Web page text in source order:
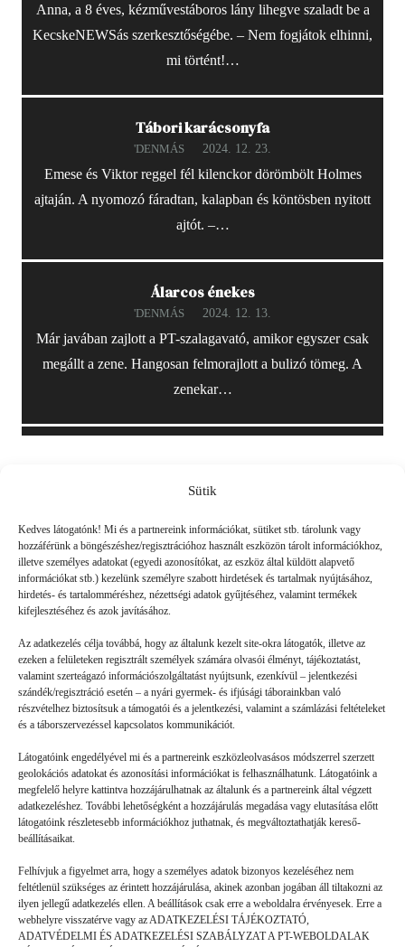
Sütik
Kedves látogatónk! Mi és a partnereink információkat, sütiket stb. tárolunk vagy
hozzáférünk a böngészéshez/regisztrációhoz használt eszközön tárolt információkhoz,
illetve személyes adatokat (egyedi azonosítókat, az eszköz által küldött alapvető
információkat stb.) kezelünk személyre szabott hirdetések és tartalmak nyújtásához,
hirdetés- és tartalomméréshez, nézettségi adatok gyűjtéséhez, valamint termékek
kifejlesztéséhez és azok javításához.
Az adatkezelés célja továbbá, hogy az általunk kezelt site-okra látogatók, illetve az
ezeken a felületeken regisztrált személyek számára olvasói élményt, tájékoztatást,
valamint szerteágazó információszolgáltatást nyújtsunk, ezenkívül – jelentkezési
szándék/regisztráció esetén – a nyári gyermek- és ifjúsági táborainkban való
részvételhez biztosítsuk a támogatói és a jelentkezési, valamint a számlázási feltételeket
és a táborszervezéssel kapcsolatos kommunikációt.
Látogatóink engedélyével mi és a partnereink eszközleolvasásos módszerrel szerzett
geolokációs adatokat és azonosítási információkat is felhasználhatunk. Látogatóink a
megfelelő helyre kattintva hozzájárulhatnak az általunk és a partnereink által végzett
adatkezeléshez. További lehetőségként a hozzájárulás megadása vagy elutasítása előtt
látogatóink részletesebb információkhoz juthatnak, és megváltoztathatják kereső-
beállításaikat.
Felhívjuk a figyelmet arra, hogy a személyes adatok bizonyos kezeléséhez nem
feltétlenül szükséges az érintett hozzájárulása, akinek azonban jogában áll tiltakozni az
ilyen jellegű adatkezelés ellen. A beállítások csak erre a weboldalra érvényesek. Erre a
webhelyre visszatérve vagy az ADATKEZELÉSI TÁJÉKOZTATÓ,
ADATVÉDELMI ÉS ADATKEZELÉSI SZABÁLYZAT A PT-WEBOLDALAK
Anna, a 8 éves, kézművestáboros lány lihegve szaladt be a
KecskeNEWSás szerkesztőségébe. – Nem fogjátok elhinni,
mi történt!…
Tábori karácsonyfa
'DENMÁS 2024. 12. 23.
Emese és Viktor reggel fél kilenckor dörömbölt Holmes
ajtaján. A nyomozó fáradtan, kalapban és köntösben nyitott
ajtót. –…
Álarcos énekes
'DENMÁS 2024. 12. 13.
Már javában zajlott a PT-szalagavató, amikor egyszer csak
megállt a zene. Hangosan felmorajlott a bulizó tömeg. A
zenekar…
Friss
Volt gyors megoldás
GYEREKSZEM
B. L. élményei: Ha valaki rosszul lett, vagy valami gondja
akadt, a mókusok azonnal segítettek. (Ebben a táborban a
mókusok a táboroztatók.) Láttam olyat is, hogy valaki nem jött